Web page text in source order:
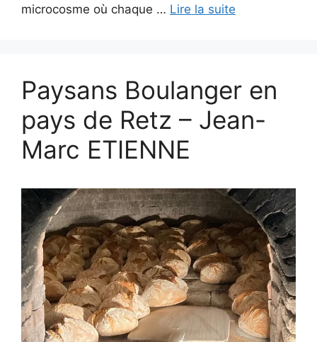
microcosme où chaque … Lire la suite
Paysans Boulanger en
pays de Retz – Jean-
Marc ETIENNE